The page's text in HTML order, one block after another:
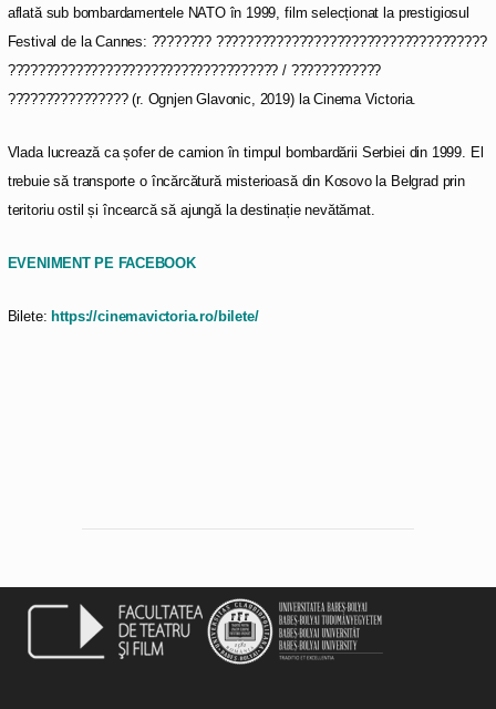
aflată sub bombardamentele NATO în 1999, film selecționat la prestigiosul
Festival de la Cannes: ???????? ????????????????????????????????????
???????????????????????????????????? / ????????????
???????????????? (r. Ognjen Glavonic, 2019) la Cinema Victoria.
Vlada lucrează ca șofer de camion în timpul bombardării Serbiei din 1999. El
trebuie să transporte o încărcătură misterioasă din Kosovo la Belgrad prin
teritoriu ostil și încearcă să ajungă la destinație nevătămat.
EVENIMENT PE FACEBOOK
Bilete: https://cinemavictoria.ro/bilete/